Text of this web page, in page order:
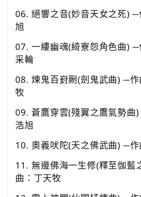
06.絕響之音(妙音天女之死) ─
旭
07.一縷幽魂(綺寮怨角色曲) ─
采輪
08.煉鬼百崶劂(劍鬼武曲) ─作
牧
09.蒼鷹穿雲(殘翼之鷹氣勢曲
浩旭
10. 奧義吠陀(天之佛武曲) ─作
11. 無邊佛海一生修(釋至伽藍
曲：丁天牧